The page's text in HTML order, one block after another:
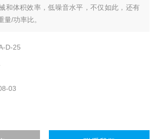
和体积效率，低噪音水平，不仅如此，还有
量/功率比。
D-25
03